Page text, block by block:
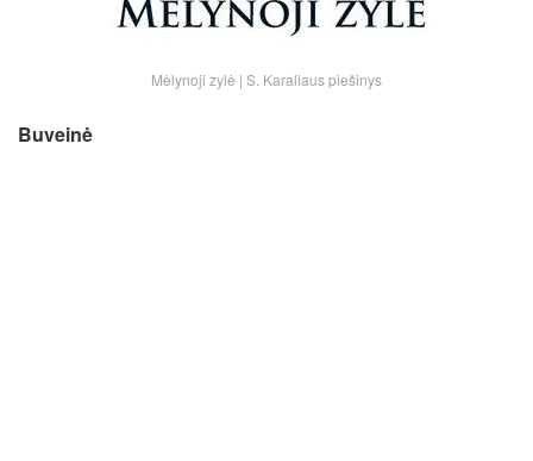
Mėlynoji zylė | S. Karaliaus piešinys
Buveinė